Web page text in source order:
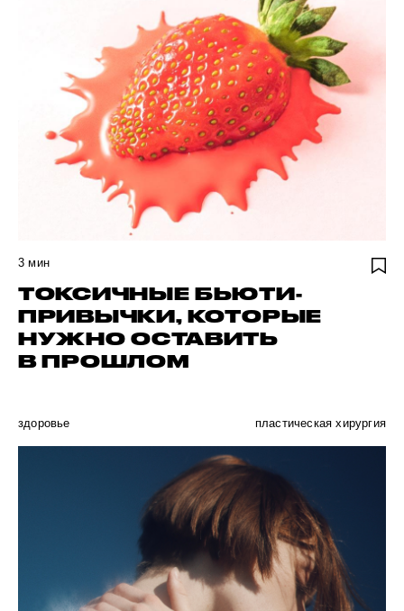
3 мин
ТОКСИЧНЫЕ БЬЮТИ-
ПРИВЫЧКИ, КОТОРЫЕ
НУЖНО ОСТАВИТЬ
В ПРОШЛОМ
здоровье пластическая хирургия